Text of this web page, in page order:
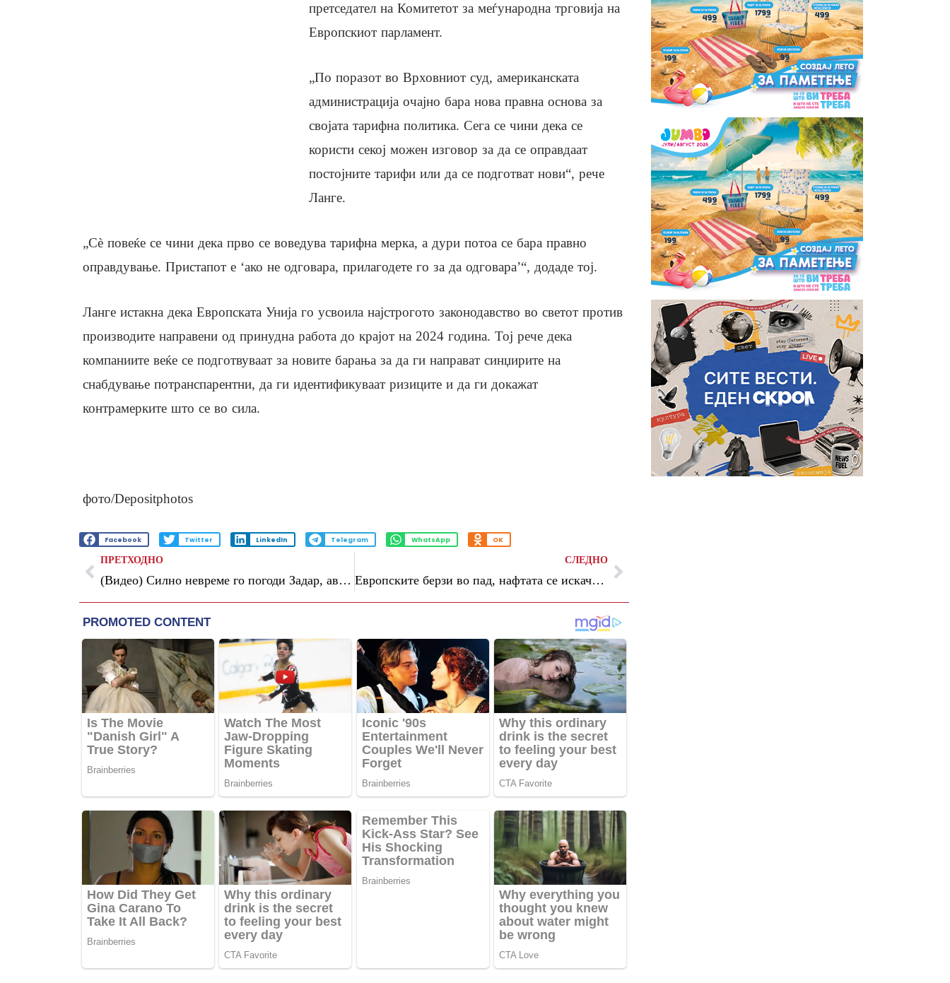
претседател на Комитетот за меѓународна трговија на
Европскиот парламент.
„По поразот во Врховниот суд, американската
администрација очајно бара нова правна основа за
својата тарифна политика. Сега се чини дека се
користи секој можен изговор за да се оправдаат
постојните тарифи или да се подготват нови“, рече
Ланге.
„Сè повеќе се чини дека прво се воведува тарифна мерка, а дури потоа се бара правно
оправдување. Пристапот е ‘ако не одговара, прилагодете го за да одговара’“, додаде тој.
Ланге истакна дека Европската Унија го усвоила најстрогото законодавство во светот против
производите направени од принудна работа до крајот на 2024 година. Тој рече дека
компаниите веќе се подготвуваат за новите барања за да ги направат синџирите на
снабдување потранспарентни, да ги идентификуваат ризиците и да ги докажат
контрамерките што се во сила.
фото/Depositphotos
Facebook Twitter LinkedIn Telegram WhatsApp OK
ПРЕТХОДНО
(Видео) Силно невреме го погоди Задар, автомобил падна во шахта
СЛЕДНО
Европските берзи во пад, нафтата се искачи на речиси 98 долари